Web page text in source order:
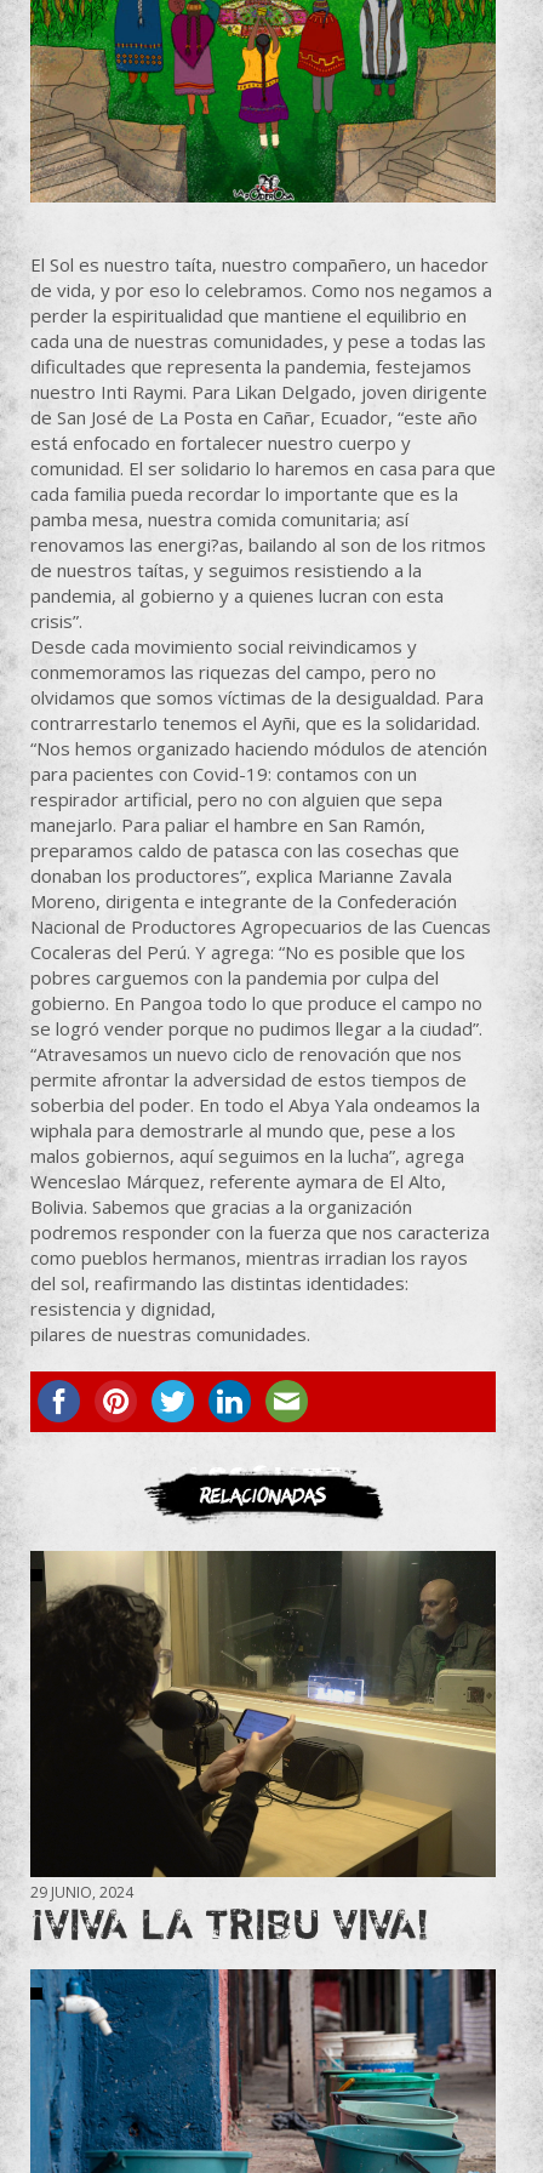
El Sol es nuestro taíta, nuestro compañero, un hacedor
de vida, y por eso lo celebramos. Como nos negamos a
perder la espiritualidad que mantiene el equilibrio en
cada una de nuestras comunidades, y pese a todas las
dificultades que representa la pandemia, festejamos
nuestro Inti Raymi. Para Likan Delgado, joven dirigente
de San José de La Posta en Cañar, Ecuador, “este año
está enfocado en fortalecer nuestro cuerpo y
comunidad. El ser solidario lo haremos en casa para que
cada familia pueda recordar lo importante que es la
pamba mesa, nuestra comida comunitaria; así
renovamos las energi?as, bailando al son de los ritmos
de nuestros taítas, y seguimos resistiendo a la
pandemia, al gobierno y a quienes lucran con esta
crisis”.
Desde cada movimiento social reivindicamos y
conmemoramos las riquezas del campo, pero no
olvidamos que somos víctimas de la desigualdad. Para
contrarrestarlo tenemos el Ayñi, que es la solidaridad.
“Nos hemos organizado haciendo módulos de atención
para pacientes con Covid-19: contamos con un
respirador artificial, pero no con alguien que sepa
manejarlo. Para paliar el hambre en San Ramón,
preparamos caldo de patasca con las cosechas que
donaban los productores”, explica Marianne Zavala
Moreno, dirigenta e integrante de la Confederación
Nacional de Productores Agropecuarios de las Cuencas
Cocaleras del Perú. Y agrega: “No es posible que los
pobres carguemos con la pandemia por culpa del
gobierno. En Pangoa todo lo que produce el campo no
se logró vender porque no pudimos llegar a la ciudad”.
“Atravesamos un nuevo ciclo de renovación que nos
permite afrontar la adversidad de estos tiempos de
soberbia del poder. En todo el Abya Yala ondeamos la
wiphala para demostrarle al mundo que, pese a los
malos gobiernos, aquí seguimos en la lucha”, agrega
Wenceslao Márquez, referente aymara de El Alto,
Bolivia. Sabemos que gracias a la organización
podremos responder con la fuerza que nos caracteriza
como pueblos hermanos, mientras irradian los rayos
del sol, reafirmando las distintas identidades:
resistencia y dignidad,
pilares de nuestras comunidades.
ASOCIATE
Relacionadas
29 JUNIO, 2024
¡VIVA LA TRIBU VIVA!